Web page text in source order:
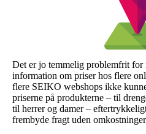
Det er jo temmelig problemfrit for
information om priser hos flere
flere SEIKO webshops ikke
priserne på produkterne – til
til herrer og damer –
frembyde fragt uden